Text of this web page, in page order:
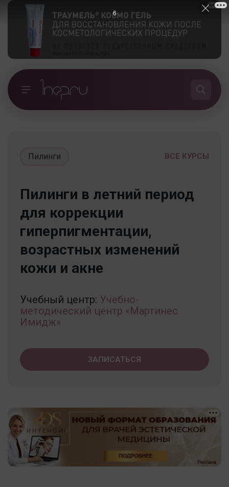
ВСЕ КУРСЫ
Пилинги
Пилинги в летний период
для коррекции
гиперпигментации,
возрастных изменений
кожи и акне
Учебный центр: Учебно-
методический центр «Мартинес
Имидж»
ЗАПИСАТЬСЯ
5